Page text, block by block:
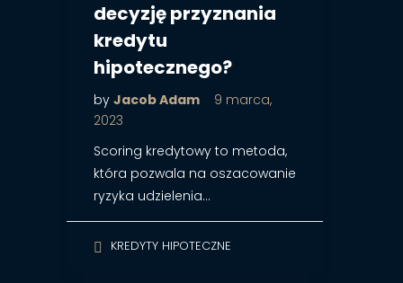
decyzję przyznania
kredytu
hipotecznego?
by Jacob Adam
9 marca,
2023
Scoring kredytowy to metoda,
która pozwala na oszacowanie
ryzyka udzielenia…
KREDYTY HIPOTECZNE